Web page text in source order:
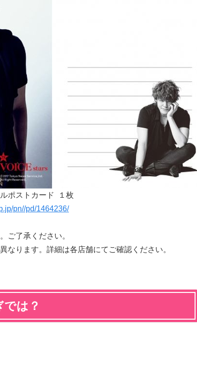
ポストカード １枚
pn//pd/1464236/
ご了承ください。
なります。詳細は各店舗にてご確認ください。
は？